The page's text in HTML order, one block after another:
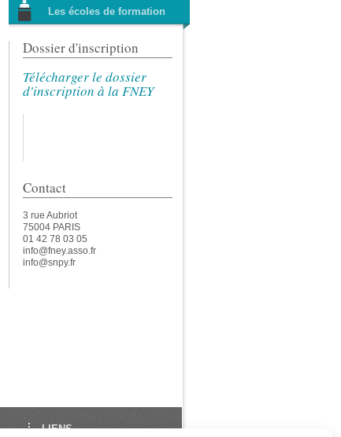
Les écoles de formation
Dossier d'inscription
Télécharger le dossier
d'inscription à la FNEY
Contact
3 rue Aubriot
75004 PARIS
01 42 78 03 05
info@fney.asso.fr
info@snpy.fr
LIENS